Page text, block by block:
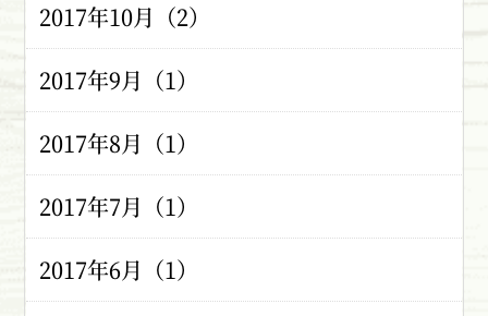
2017年10月（2）
2017年9月（1）
2017年8月（1）
2017年7月（1）
2017年6月（1）